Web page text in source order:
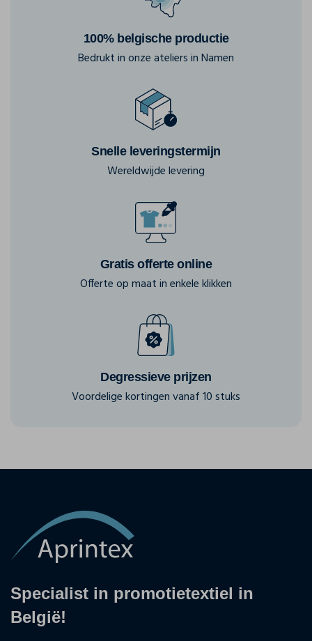
100% belgische productie
Bedrukt in onze ateliers in Namen
Snelle leveringstermijn
Wereldwijde levering
Gratis offerte online
Offerte op maat in enkele klikken
Degressieve prijzen
Voordelige kortingen vanaf 10 stuks
Specialist in promotietextiel in
België!